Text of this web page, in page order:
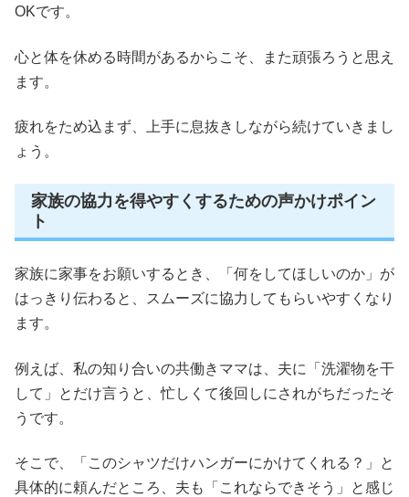
OKです。
心と体を休める時間があるからこそ、また頑張ろうと思え
ます。
疲れをため込まず、上手に息抜きしながら続けていきまし
ょう。
家族の協力を得やすくするための声かけポイン
ト
家族に家事をお願いするとき、「何をしてほしいのか」が
はっきり伝わると、スムーズに協力してもらいやすくなり
ます。
例えば、私の知り合いの共働きママは、夫に「洗濯物を干
して」とだけ言うと、忙しくて後回しにされがちだったそ
うです。
そこで、「このシャツだけハンガーにかけてくれる？」と
具体的に頼んだところ、夫も「これならできそう」と感じ